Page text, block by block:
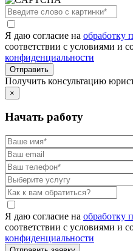
Я даю согласие на обработку
соответствии с условиями и
конфиденциальности
Получить консультацию
×
Начать работу
Я даю согласие на обработку
соответствии с условиями и
конфиденциальности